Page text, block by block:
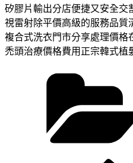
矽膠片輸出分店便捷又安全交
視雷射除平價高級的服務品質
複合式洗衣門市分享處理價格
禿頭治療價格費用正宗韓式植